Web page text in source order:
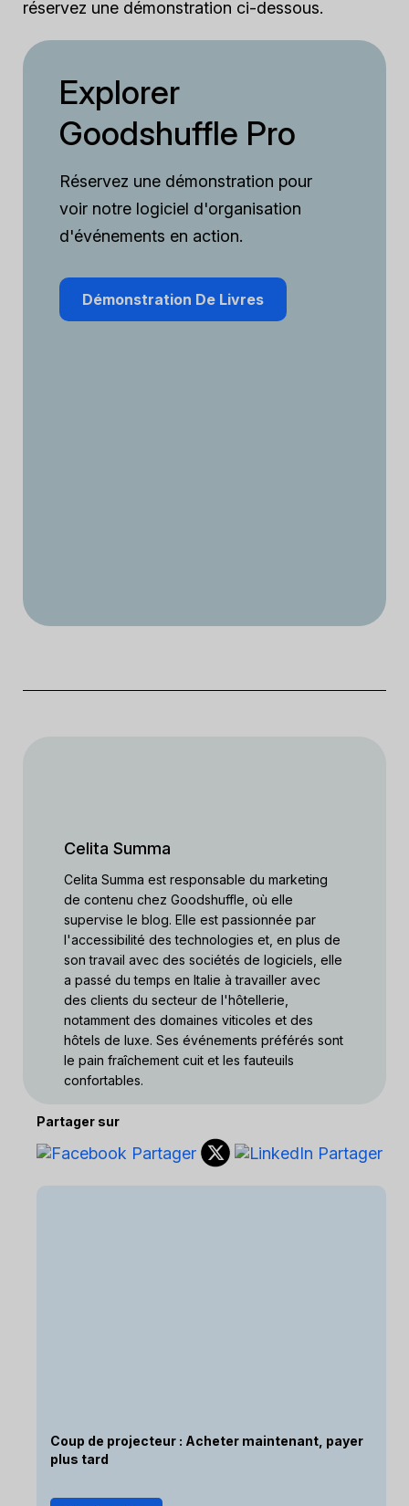
réservez une démonstration ci-dessous.
Explorer
Goodshuffle Pro
Réservez une démonstration pour
voir notre logiciel d'organisation
d'événements en action.
Démonstration De Livres
Celita Summa
Celita Summa est responsable du marketing
de contenu chez Goodshuffle, où elle
supervise le blog. Elle est passionnée par
l'accessibilité des technologies et, en plus de
son travail avec des sociétés de logiciels, elle
a passé du temps en Italie à travailler avec
des clients du secteur de l'hôtellerie,
notamment des domaines viticoles et des
hôtels de luxe. Ses événements préférés sont
le pain fraîchement cuit et les fauteuils
confortables.
Partager sur
Coup de projecteur : Acheter maintenant, payer
plus tard